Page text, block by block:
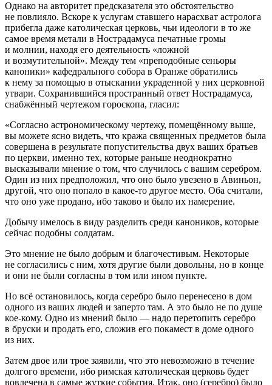
Однако на авторитет предсказателя это обстоятельство
не повлияло. Вскоре к услугам ставшего нарасхват астролога
прибегла даже католическая церковь, чьи идеологи в то же
самое время метали в Нострадамуса печатные громы
и молнии, находя его деятельность «ложной
и возмутительной». Между тем «преподобные сеньоры
каноники» кафедрального собора в Оранже обратились
к нему за помощью в отыскании украденной у них церковной
утвари. Сохранившийся пространный ответ Нострадамуса,
снабжённый чертежом гороскопа, гласил:
«Согласно астрономическому чертежу, помещённому выше,
вы можете ясно видеть, что кража священных предметов была
совершена в результате попустительства двух ваших братьев
по церкви, именно тех, которые раньше неоднократно
высказывали мнение о том, что случилось с вашим серебром.
Один из них предположил, что оно было увезено в Авиньон,
другой, что оно попало в какое-то другое место. Оба считали,
что оно уже продано, ибо таково и было их намерение.
Добычу имелось в виду разделить среди каноников, которые
сейчас подобны солдатам.
Это мнение не было добрым и благочестивым. Некоторые
не согласились с ним, хотя другие были довольны, но в конце
и они не были согласны в том или ином пункте.
Но всё остановилось, когда серебро было перенесено в дом
одного из ваших людей и заперто там. А это было не по душе
кое-кому. Одно из мнений было — надо перетопить серебро
в бруски и продать его, сложив его покамест в доме одного
из них.
Затем двое или трое заявили, что это невозможно в течение
долгого времени, ибо римская католическая церковь будет
вовлечена в самые жуткие события. Итак, оно (серебро) было